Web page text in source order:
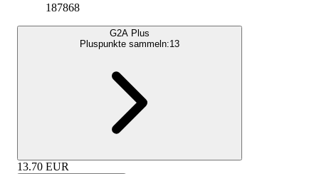
187868
G2A Plus
Pluspunkte sammeln:13
13.70 EUR